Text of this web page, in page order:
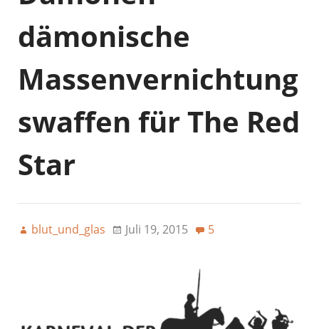
dämonische
Massenvernichtung
swaffen für The Red
Star
blut_und_glas Juli 19, 2015 5